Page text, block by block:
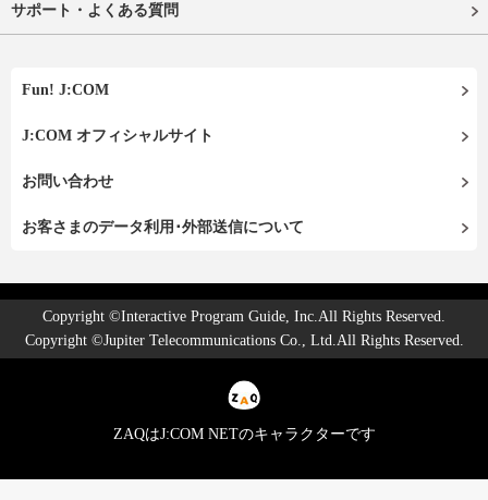
サポート・よくある質問
Fun! J:COM
J:COM オフィシャルサイト
お問い合わせ
お客さまのデータ利用･外部送信について
Copyright ©Interactive Program Guide, Inc.All Rights Reserved.
Copyright ©Jupiter Telecommunications Co., Ltd.All Rights Reserved.
ZAQはJ:COM NETのキャラクターです